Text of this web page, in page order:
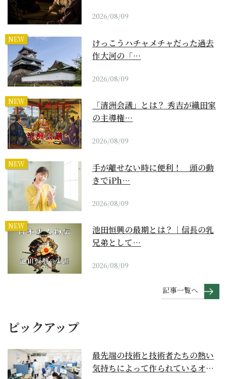
2026/08/09
NEW
けっこうハチャメチャだった過去
作大河の「…
2026/08/09
NEW
「清洲会議」とは？ 秀吉が織田家
の主導権…
2026/08/09
NEW
手が離せない時に便利！ 頭の動
きでiPh…
2026/08/09
NEW
池田恒興の最期とは？｜信長の乳
兄弟として…
2026/08/09
記事一覧へ
ピックアップ
最先端の技術と技術者たちの熱い
気持ちによって作られているオー